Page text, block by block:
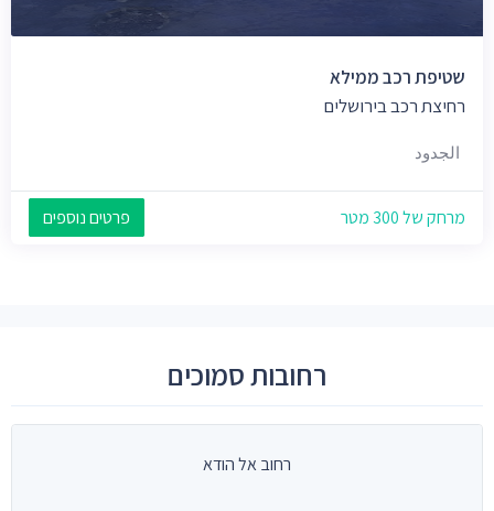
שטיפת רכב ממילא
רחיצת רכב בירושלים
الجدود
מרחק של 300 מטר פרטים נוספים
רחובות סמוכים
רחוב אל הודא